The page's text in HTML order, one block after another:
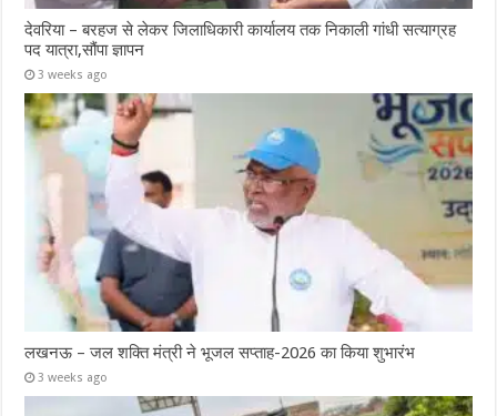
देवरिया – बरहज से लेकर जिलाधिकारी कार्यालय तक निकाली गांधी सत्याग्रह
पद यात्रा,सौंपा ज्ञापन
3 weeks ago
लखनऊ – जल शक्ति मंत्री ने भूजल सप्ताह-2026 का किया शुभारंभ
3 weeks ago